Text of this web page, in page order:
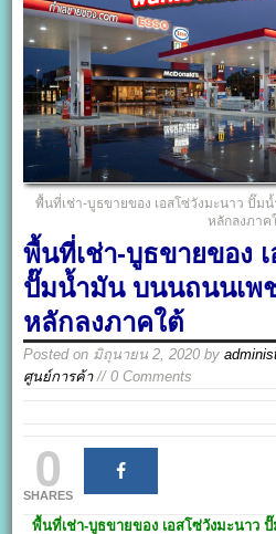
พื้นที่เช่า-บูธขายของ เอสโซ่วังมะนาว ปั๊ม
หลักลงภาค
พื้นที่เช่า-บูธขายของ
ปั๊มน้ำมัน บนนถนนเพ
หลักลงภาคใต้
Posted on มิถุนายน 2, 2020 by
ศูนย์การค้า// 0 Comments
0
SHARES
พื้นที่เช่า-บูธขายของ เอสโซ่วังมะนาว ปั๊